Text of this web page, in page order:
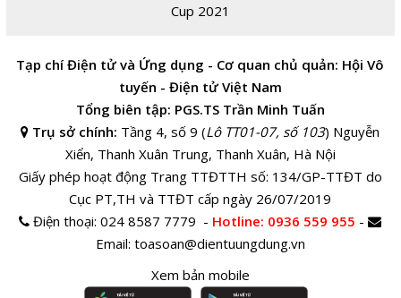
Cup 2021
Tạp chí Điện tử và Ứng dụng - Cơ quan chủ quản: Hội Vô
tuyến - Điện tử Việt Nam
Tổng biên tập: PGS.TS Trần Minh Tuấn
Trụ sở chính: Tầng 4, số 9 (Lô TT01-07, số 103) Nguyễn
Xiển, Thanh Xuân Trung, Thanh Xuân, Hà Nội
Giấy phép hoạt động Trang TTĐTTH số: 134/GP-TTĐT do
Cục PT,TH và TTĐT cấp ngày 26/07/2019
Điện thoại:024 8587 7779 - Hotline: 0936 559 955 -
Email: toasoan@dientuungdung.vn
Xem bản mobile